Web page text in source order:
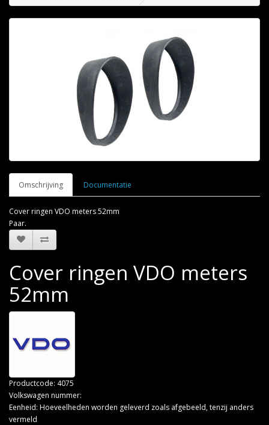
Omschrijving Documentatie
Cover ringen VDO meters 52mm
Paar.
Cover ringen VDO meters
52mm
Productcode: 4075
Volkswagen nummer:
Eenheid: Hoeveelheden worden geleverd zoals afgebeeld, tenzij anders
vermeld